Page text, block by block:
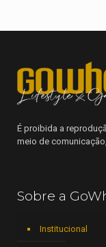
É proibida a
meio de
Sobre a
Institucional